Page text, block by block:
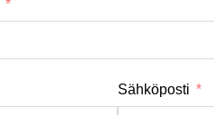
Sähköposti